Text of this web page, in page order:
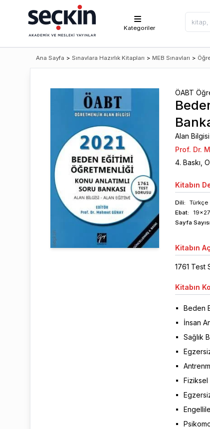
Kategoriler
Ana Sayfa > Sınavlara Hazırlık Kitapları > MEB Sınavları >
ÖABT
Alan
Prof. Dr.
4. Baskı,
Kitabın
Dili:
Türkçe
Ebat:
19x27
Sayfa Sayısı
Kitabın
1761 Test
Kitabın
Beden
İnsan
Sağlık
Fiziksel